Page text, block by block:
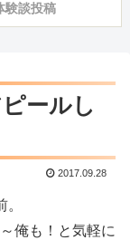
験談投稿
ールし
2017.09.28
俺も！と気軽に